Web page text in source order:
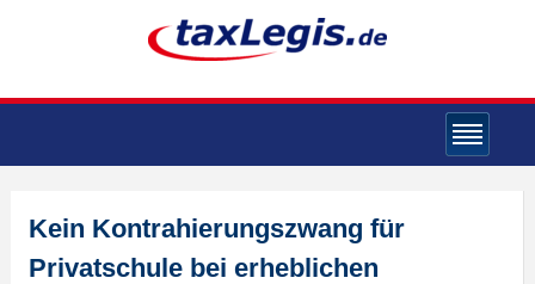
Kein Kontrahierungszwang für
Privatschule bei erheblichen